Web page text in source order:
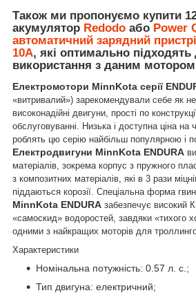
Також ми пропонуємо купити
акумулятор Redodo або Power
автоматичний зарядний
10А, які оптимально підходять
використання з даним мотором
Електромотори MinnKota серії
«витривалий») зарекомендували себе як
високонадійні двигуни, прості по
обслуговуванні.
Низька і доступна ціна на
роблять цю серію найбільш популярною і
Електродвигуни MinnKota ENDURA
матеріалів, зокрема корпус з пружного
з композитних матеріалів, які в 3 рази
піддаються корозії. Спеціальна форма
MinnKota ENDURA забезпечує високий
«самоскид» водоростей, завдяки «тихого
одними з найкращих моторів для
Характеристики
Номінальна потужність: 0.57 л. с.;
Тип двигуна: електричний;